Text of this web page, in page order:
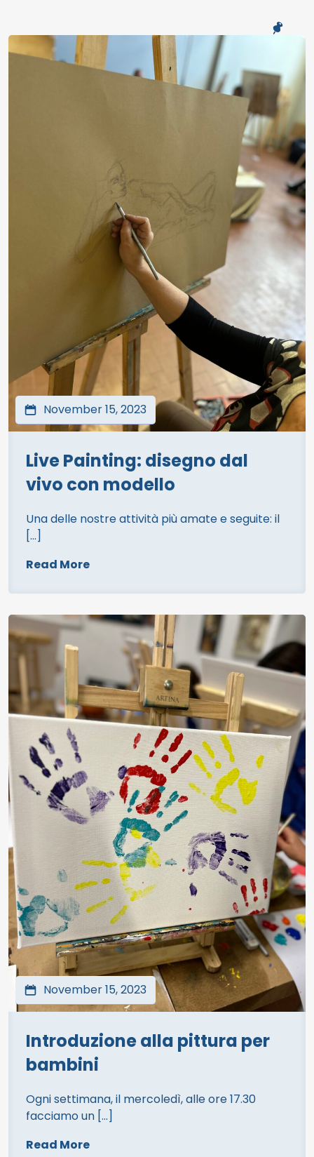
November 15, 2023
Live Painting: disegno dal
vivo con modello
Una delle nostre attività più amate e seguite: il
[…]
Read More
November 15, 2023
Introduzione alla pittura per
bambini
Ogni settimana, il mercoledì, alle ore 17.30
facciamo un […]
Read More